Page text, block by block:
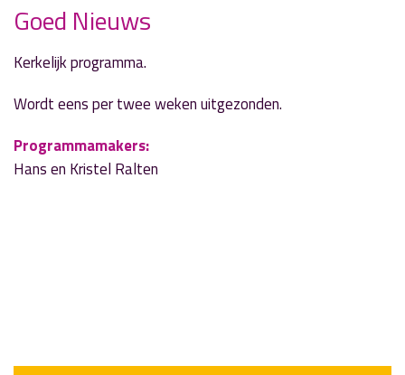
Goed Nieuws
Kerkelijk programma.
Wordt eens per twee weken uitgezonden.
Programmamakers:
Hans en Kristel Ralten